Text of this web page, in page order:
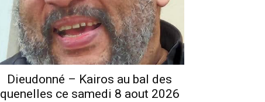
Dieudonné – Kairos au bal des
quenelles ce samedi 8 aout 2026